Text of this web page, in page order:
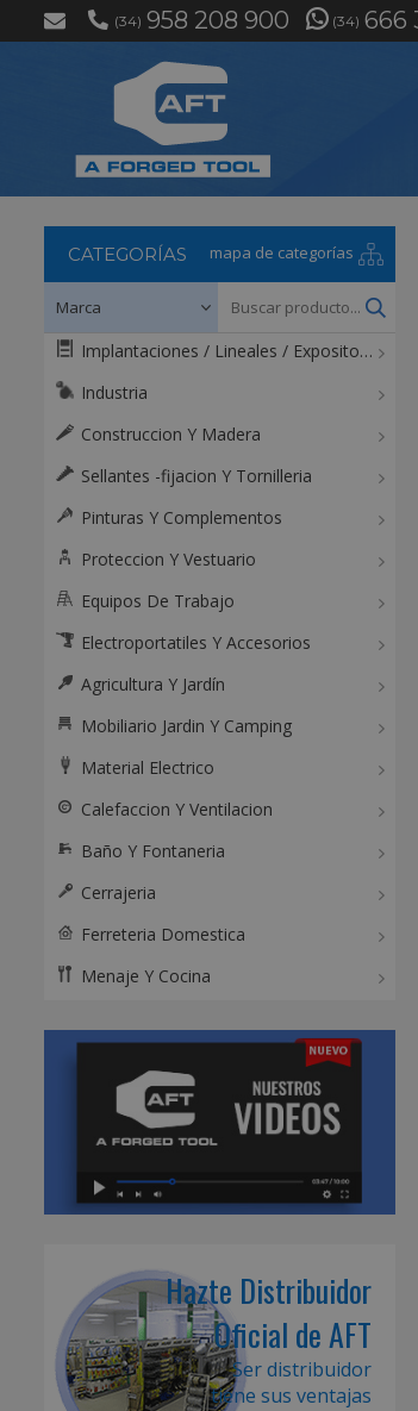
(34) 958 208 900 (34) 666
CATEGORÍAS mapa de categorías
Implantaciones / Lineales / Expositores / Mostradores
Industria
Construccion Y Madera
Sellantes -fijacion Y Tornilleria
Pinturas Y Complementos
Proteccion Y Vestuario
Equipos De Trabajo
Electroportatiles Y Accesorios
Agricultura Y Jardín
Mobiliario Jardin Y Camping
Material Electrico
Calefaccion Y Ventilacion
Baño Y Fontaneria
Cerrajeria
Ferreteria Domestica
Menaje Y Cocina
Hazte Distribuidor
Oficial de AFT
Ser distribuidor
tiene sus ventajas